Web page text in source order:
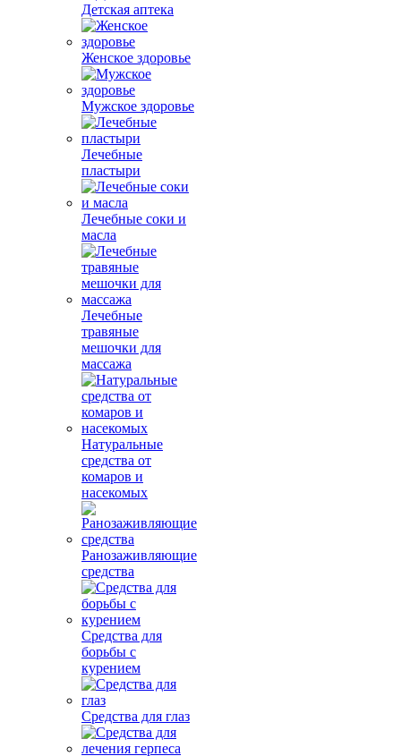
Детская аптека
Женское здоровье
Мужское здоровье
Лечебные
пластыри
Лечебные соки и
масла
Лечебные
травяные
мешочки для
массажа
Натуральные
средства от
комаров и
насекомых
Ранозаживляющие
средства
Средства для
борьбы с
курением
Средства для глаз